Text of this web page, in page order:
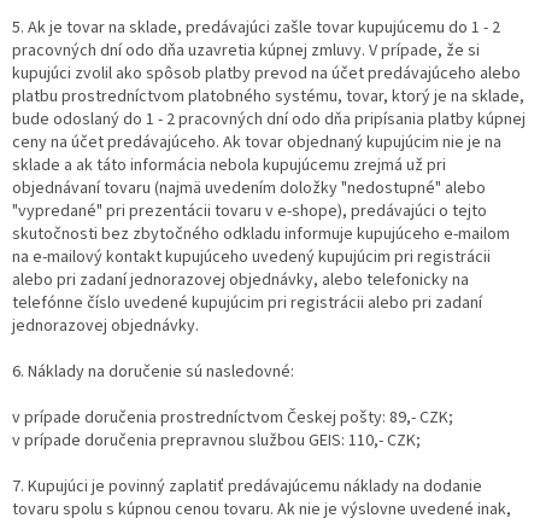
5. Ak je tovar na sklade, predávajúci zašle tovar kupujúcemu do 1 - 2
pracovných dní odo dňa uzavretia kúpnej zmluvy. V prípade, že si
kupujúci zvolil ako spôsob platby prevod na účet predávajúceho alebo
platbu prostredníctvom platobného systému, tovar, ktorý je na sklade,
bude odoslaný do 1 - 2 pracovných dní odo dňa pripísania platby kúpnej
ceny na účet predávajúceho. Ak tovar objednaný kupujúcim nie je na
sklade a ak táto informácia nebola kupujúcemu zrejmá už pri
objednávaní tovaru (najmä uvedením doložky "nedostupné" alebo
"vypredané" pri prezentácii tovaru v e-shope), predávajúci o tejto
skutočnosti bez zbytočného odkladu informuje kupujúceho e-mailom
na e-mailový kontakt kupujúceho uvedený kupujúcim pri registrácii
alebo pri zadaní jednorazovej objednávky, alebo telefonicky na
telefónne číslo uvedené kupujúcim pri registrácii alebo pri zadaní
jednorazovej objednávky.
6. Náklady na doručenie sú nasledovné:
v prípade doručenia prostredníctvom Českej pošty: 89,- CZK;
v prípade doručenia prepravnou službou GEIS: 110,- CZK;
7. Kupujúci je povinný zaplatiť predávajúcemu náklady na dodanie
tovaru spolu s kúpnou cenou tovaru. Ak nie je výslovne uvedené inak,